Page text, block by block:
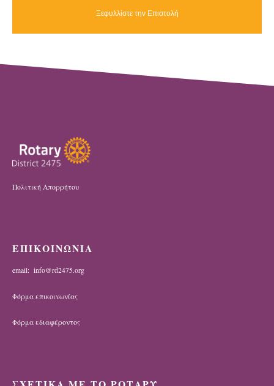
Ξεφυλλίστε την Επιστολή
Πολιτική Απορρήτου
ΕΠΙΚΟΙΝΩΝΙΑ
email: info@rd2475.org
Φόρμα επικοινωνίας
Φόρμα εδιαφέροντος